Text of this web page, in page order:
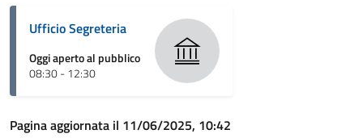
Ufficio Segreteria
Oggi aperto al pubblico
08:30 - 12:30
Pagina aggiornata il 11/06/2025, 10:42